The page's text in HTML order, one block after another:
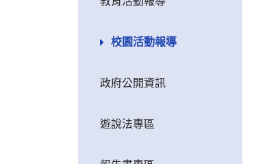
校園活動報導
政府公開資訊
遊說法專區